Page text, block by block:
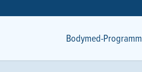
Bodymed-Programm